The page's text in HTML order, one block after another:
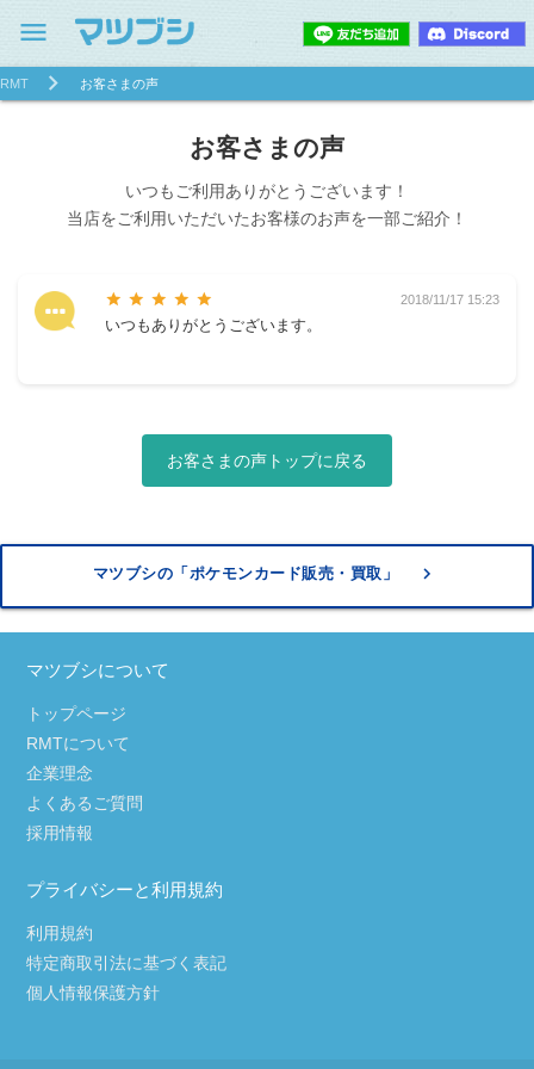
menu
RMT お客さまの声
お客さまの声
いつもご利用ありがとうございます！
当店をご利用いただいたお客様のお声を一部ご紹介！
star star star star star 2018/11/17 15:23
いつもありがとうございます。
お客さまの声トップに戻る
マツブシの「ポケモンカード販売・買取」 keyboard_arrow_right
マツブシについて
トップページ
RMTについて
企業理念
よくあるご質問
採用情報
プライバシーと利用規約
利用規約
特定商取引法に基づく表記
個人情報保護方針